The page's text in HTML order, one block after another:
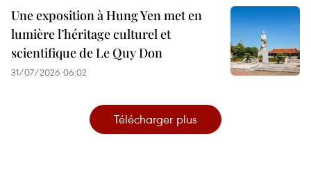
Une exposition à Hung Yen met en
lumière l’héritage culturel et
scientifique de Le Quy Don
31/07/2026 06:02
Télécharger plus